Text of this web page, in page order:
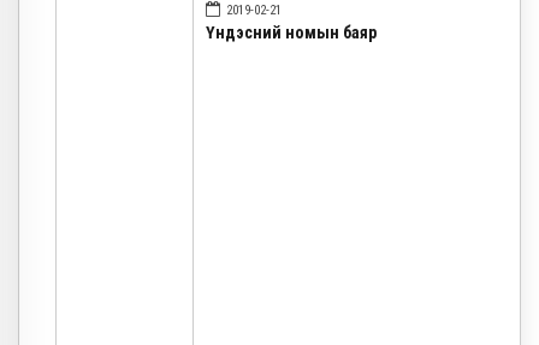
2019-02-21
Үндэсний номын баяр